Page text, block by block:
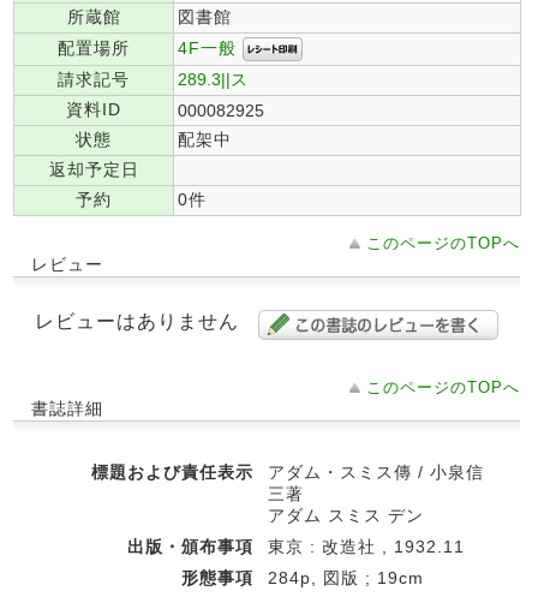
所蔵館
図書館
配置場所
4F一般
請求記号
289.3||ス
資料ID
000082925
状態
配架中
返却予定日
予約
0件
このページのTOPへ
レビュー
レビューはありません
このページのTOPへ
書誌詳細
標題および責任表示
アダム・スミス傳 / 小泉信
三著
アダム スミス デン
出版・頒布事項
東京 : 改造社 , 1932.11
形態事項
284p, 図版 ; 19cm